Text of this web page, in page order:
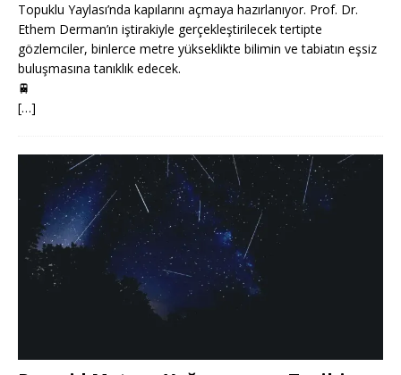
Topuklu Yaylası’nda kapılarını açmaya hazırlanıyor. Prof. Dr.
Ethem Derman’ın iştirakiyle gerçekleştirilecek tertipte
gözlemciler, binlerce metre yükseklikte bilimin ve tabiatın eşsiz
buluşmasına tanıklık edecek.
🚆
[…]